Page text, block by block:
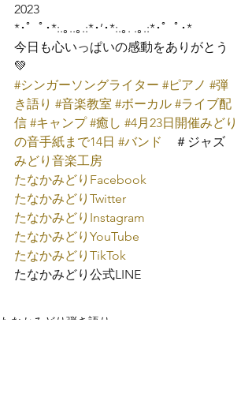
2023
*･゜ﾟ･*:.｡..｡.:*･’･*:.｡. .｡.:*･゜ﾟ･*
今日も心いっぱいの感動をありがとう
💚
#シンガーソングライター #ピアノ #弾
き語り #音楽教室 #ボーカル #ライブ配
信 #キャンプ #癒し #4月23日開催みどり
の音手紙まで14日 #バンド
＃ジャズ
みどり音楽工房
たなかみどり Facebook
たなかみどり Twitter
たなかみどり Instagram
たなかみどり YouTube
たなかみどり TikTok
たなかみどり公式LINE
たなかみどり弾き語り